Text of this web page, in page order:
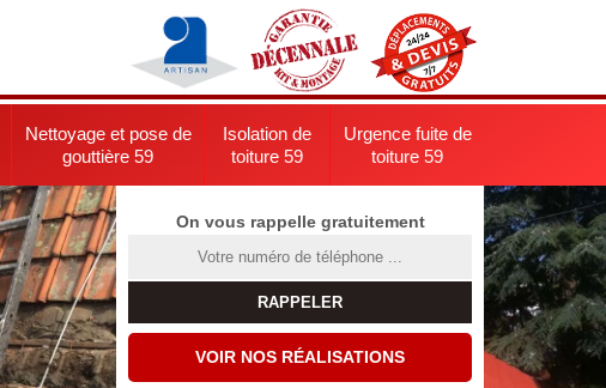
Nettoyage et pose de
gouttière 59
Isolation de
toiture 59
Urgence fuite de
toiture 59
On vous rappelle gratuitement
VOIR NOS RÉALISATIONS